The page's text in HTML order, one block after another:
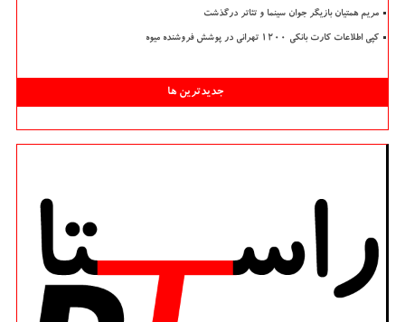
مریم همتیان بازیگر جوان سینما و تئاتر درگذشت
کپی اطلاعات کارت بانکی ۱۲۰۰ تهرانی در پوشش فروشنده میوه
جدیدترین ها